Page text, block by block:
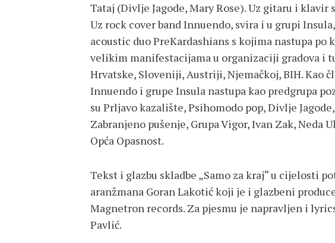
Tataj (Divlje Jagode, Mary Rose). Uz gitaru i klavir
Uz rock cover band Innuendo, svira i u grupi
acoustic duo PreKardashians s kojima nastupa
velikim manifestacijama u organizaciji gradova i
Hrvatske, Sloveniji, Austriji, Njemačkoj, BIH. Kao
Innuendo i grupe Insula nastupa kao predgrupa
su Prljavo kazalište, Psihomodo pop, Divlje
Zabranjeno pušenje, Grupa Vigor, Ivan Zak, Neda
Opća Opasnost.
Tekst i glazbu skladbe „Samo za kraj“ u cijelosti
aranžmana Goran Lakotić koji je i glazbeni
Magnetron records. Za pjesmu je napravljen i
Pavlić.